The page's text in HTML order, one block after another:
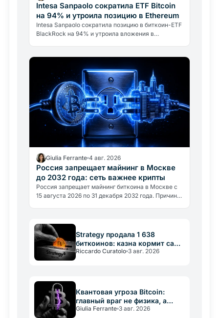
Intesa Sanpaolo сократила ETF Bitcoin
на 94% и утроила позицию в Ethereum
Intesa Sanpaolo сократила позицию в биткоин-ETF
BlackRock на 94% и утроила вложения в
Giulia Ferrante 4 авг. 2026
Россия запрещает майнинг в Москве
до 2032 года: сеть важнее крипты
Россия запрещает майнинг биткоина в Москве с
15 августа 2026 по 31 декабря 2032 года. Причина
Strategy продала 1 638
биткоинов: казна кормит саму
себя
Riccardo Curatolo 3 авг. 2026
Квантовая угроза Bitcoin:
главный враг не физика, а
медлительность
Giulia Ferrante 3 авг. 2026